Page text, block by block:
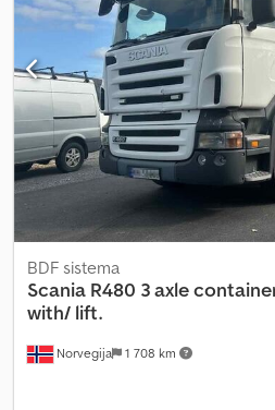
Norvegija 1 708 km
BDF sistema
Scania R480 3 axle
with/ lift.